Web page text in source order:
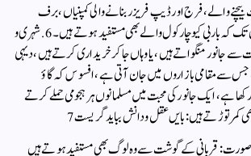
والے، فرج اور ڈیپ فریزر بنانے والی کمپنیاں، برف
والے، مصالحہ فروش، یہاں تک کہ باربی کیو چارکول والے بھی مستفید ہوتے ہیں۔6. شہری و
جانور منگواتے ہیں، یا وہاں جا کر خریداری کرتے ہیں، دیہی
سے مقامی بازاروں میں جان آتی ہے، افسوس کہ گاؤ
ہے، ایک جانور کی محبت میں مسلمانوں ہر ہجومی حملے کرتے
کمر توڑتے ہیں:بایں عقل ودانش بباید گریست7
صورت:قربانی کے گوشت سے وہ لوگ بھی مستفید ہوتے ہیں